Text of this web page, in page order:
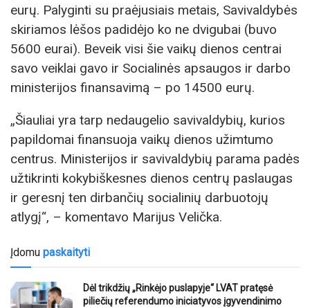
eurų. Palyginti su praėjusiais metais, Savivaldybės
skiriamos lėšos padidėjo ko ne dvigubai (buvo
5600 eurai). Beveik visi šie vaikų dienos centrai
savo veiklai gavo ir Socialinės apsaugos ir darbo
ministerijos finansavimą – po 14500 eurų.
„Šiauliai yra tarp nedaugelio savivaldybių, kurios
papildomai finansuoja vaikų dienos užimtumo
centrus. Ministerijos ir savivaldybių parama padės
užtikrinti kokybiškesnes dienos centrų paslaugas
ir geresnį ten dirbančių socialinių darbuotojų
atlygį“, – komentavo Marijus Velička.
Įdomu paskaityti
Dėl trikdžių „Rinkėjo puslapyje“ LVAT pratęsė
piliečių referendumo iniciatyvos įgyvendinimo